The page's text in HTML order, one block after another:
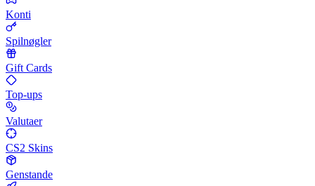
Konti
Spilnøgler
Gift Cards
Top-ups
Valutaer
CS2 Skins
Genstande